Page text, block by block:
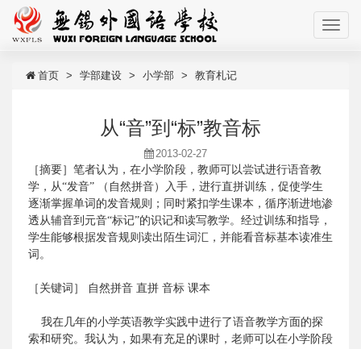
首页 学部建设 小学部 教育札记
从“音”到“标”教音标
2013-02-27
［摘要］笔者认为，在小学阶段，教师可以尝试进行语音教
学，从“发音”
（自然拼音）入手，进行直拼训练，促使学生
逐渐掌握单词的发音规则；同时紧扣学生课本，循序渐进地渗
透从辅音到元音“标记”的识记和读写教学。经过训练和指导，
学生能够根据发音规则读出陌生词汇，并能看音标基本读准生
词。
［关键词］ 自然拼音 直拼 音标 课本
我在几年的小学英语教学实践中进行了语音教学方面的探
索和研究。我认为，如果有充足的课时，老师可以在小学阶段